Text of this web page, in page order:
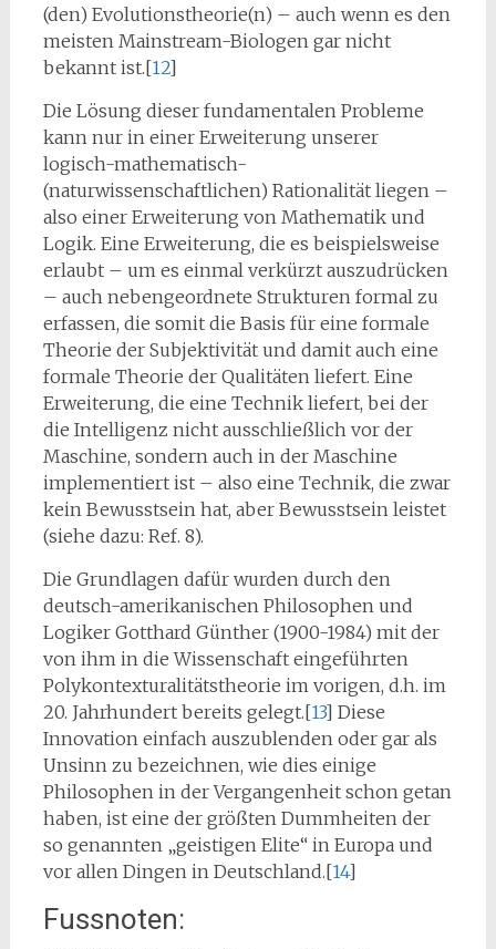
(den) Evolutionstheorie(n) – auch wenn es den
meisten Mainstream-Biologen gar nicht
bekannt ist.[12]
Die Lösung dieser fundamentalen Probleme
kann nur in einer Erweiterung unserer
logisch-mathematisch-
(naturwissenschaftlichen) Rationalität liegen –
also einer Erweiterung von Mathematik und
Logik. Eine Erweiterung, die es beispielsweise
erlaubt – um es einmal verkürzt auszudrücken
– auch nebengeordnete Strukturen formal zu
erfassen, die somit die Basis für eine formale
Theorie der Subjektivität und damit auch eine
formale Theorie der Qualitäten liefert. Eine
Erweiterung, die eine Technik liefert, bei der
die Intelligenz nicht ausschließlich vor der
Maschine, sondern auch in der Maschine
implementiert ist – also eine Technik, die zwar
kein Bewusstsein hat, aber Bewusstsein leistet
(siehe dazu: Ref. 8).
Die Grundlagen dafür wurden durch den
deutsch-amerikanischen Philosophen und
Logiker Gotthard Günther (1900-1984) mit der
von ihm in die Wissenschaft eingeführten
Polykontexturalitätstheorie im vorigen, d.h. im
20. Jahrhundert bereits gelegt.[13] Diese
Innovation einfach auszublenden oder gar als
Unsinn zu bezeichnen, wie dies einige
Philosophen in der Vergangenheit schon getan
haben, ist eine der größten Dummheiten der
so genannten „geistigen Elite“ in Europa und
vor allen Dingen in Deutschland.[14]
Fussnoten: